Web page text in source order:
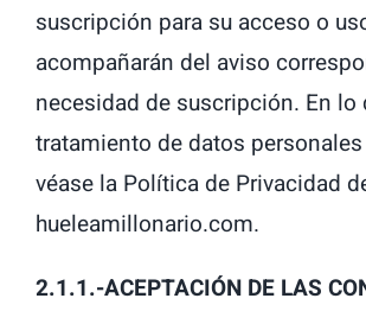
suscripción para su acceso o
acompañarán del aviso
necesidad de suscripción. En lo
tratamiento de datos personales
véase la Política de Privacidad
hueleamillonario.com.
2.1.1.-ACEPTACIÓN DE LAS